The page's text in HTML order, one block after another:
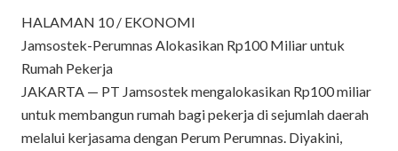
HALAMAN 10 / EKONOMI
Jamsostek-Perumnas Alokasikan Rp100 Miliar untuk
Rumah Pekerja
JAKARTA — PT Jamsostek mengalokasikan Rp100 miliar
untuk membangun rumah bagi pekerja di sejumlah daerah
melalui kerjasama dengan Perum Perumnas. Diyakini,